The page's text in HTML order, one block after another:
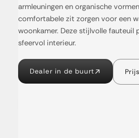
armleuningen en organische
comfortabele zit zorgen voor een
woonkamer. Deze stijlvolle
sfeervol interieur.
Dealer in de buurt